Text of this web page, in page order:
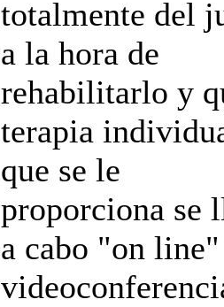
totalmente del
a la hora de
rehabilitarlo y
terapia
que se le
proporciona se
a cabo "on